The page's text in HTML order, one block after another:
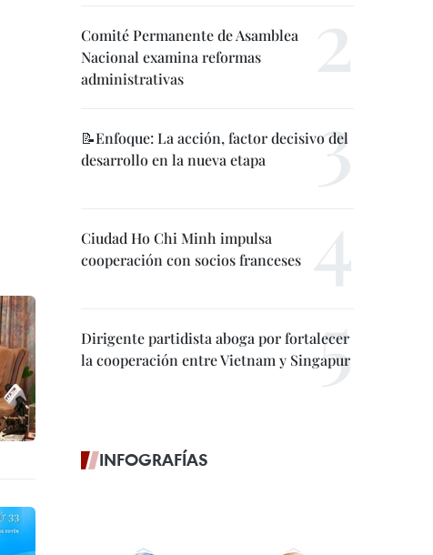
Comité Permanente de Asamblea
Nacional examina reformas
administrativas
📝Enfoque: La acción, factor decisivo del
desarrollo en la nueva etapa
Ciudad Ho Chi Minh impulsa
cooperación con socios franceses
Dirigente partidista aboga por fortalecer
la cooperación entre Vietnam y Singapur
INFOGRAFÍAS